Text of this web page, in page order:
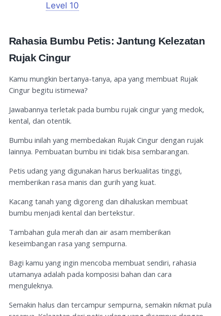
Level 10
Rahasia Bumbu Petis: Jantung Kelezatan
Rujak Cingur
Kamu mungkin bertanya-tanya, apa yang membuat Rujak
Cingur begitu istimewa?
Jawabannya terletak pada bumbu rujak cingur yang medok,
kental, dan otentik.
Bumbu inilah yang membedakan Rujak Cingur dengan rujak
lainnya. Pembuatan bumbu ini tidak bisa sembarangan.
Petis udang yang digunakan harus berkualitas tinggi,
memberikan rasa manis dan gurih yang kuat.
Kacang tanah yang digoreng dan dihaluskan membuat
bumbu menjadi kental dan bertekstur.
Tambahan gula merah dan air asam memberikan
keseimbangan rasa yang sempurna.
Bagi kamu yang ingin mencoba membuat sendiri, rahasia
utamanya adalah pada komposisi bahan dan cara
menguleknya.
Semakin halus dan tercampur sempurna, semakin nikmat pula